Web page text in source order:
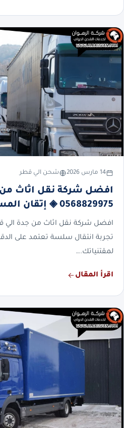
14 مارس 2026 شحن الي قطر
افضل شركة نقل اثاث من
0568829975 ◈ إتقان المسار الدولي
افضل شركة نقل اثاث من جدة الي
تجربة انتقال سلسة تعتمد على
لمقتنياتك.…
اقرأ المقال